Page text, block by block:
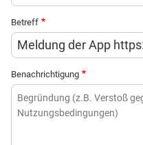
Betreff
Benachrichtigung